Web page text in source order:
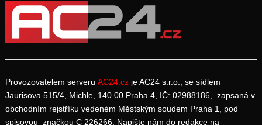
Provozovatelem serveru AC24.cz je AC24 s.r.o., se sídlem
Jaurisova 515/4, Michle, 140 00 Praha 4, IČ: 02988186, zapsaná v
obchodním rejstříku vedeném Městským soudem Praha 1, pod
spisovou značkou C 226266. Napište nám do redakce na